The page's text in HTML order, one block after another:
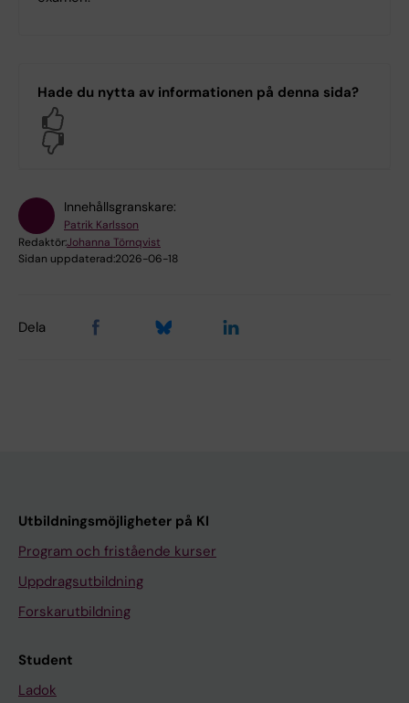
Hade du nytta av informationen på denna sida?
Innehållsgranskare:
Patrik Karlsson
Redaktör:Johanna Törnqvist
Sidan uppdaterad:2026-06-18
Dela
Utbildningsmöjligheter på KI
Program och fristående kurser
Uppdragsutbildning
Forskarutbildning
Student
Ladok